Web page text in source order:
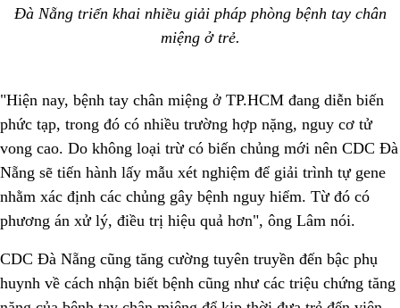
Đà Nẵng triển khai nhiều giải pháp phòng bệnh tay chân
miệng ở trẻ.
"Hiện nay, bệnh tay chân miệng ở TP.HCM đang diễn biến
phức tạp, trong đó có nhiều trường hợp nặng, nguy cơ tử
vong cao. Do không loại trừ có biến chủng mới nên CDC Đà
Nẵng sẽ tiến hành lấy mẫu xét nghiệm để giải trình tự gene
nhằm xác định các chủng gây bệnh nguy hiểm. Từ đó có
phương án xử lý, điều trị hiệu quả hơn", ông Lâm nói.
CDC Đà Nẵng cũng tăng cường tuyên truyền đến bậc phụ
huynh về cách nhận biết bệnh cũng như các triệu chứng tăng